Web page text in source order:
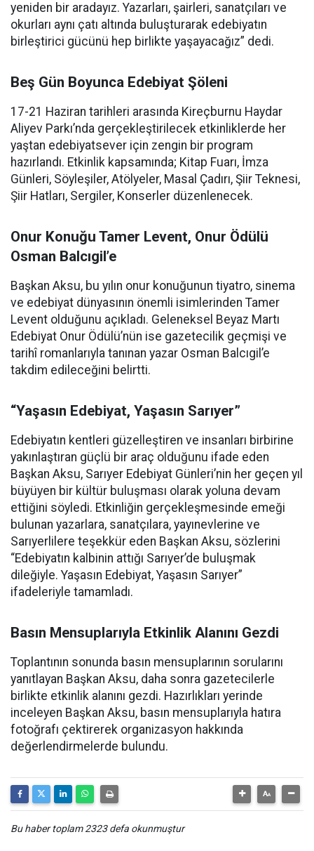
yeniden bir aradayız. Yazarları, şairleri, sanatçıları ve
okurları aynı çatı altında buluşturarak edebiyatın
birleştirici gücünü hep birlikte yaşayacağız” dedi.
Beş Gün Boyunca Edebiyat Şöleni
17-21 Haziran tarihleri arasında Kireçburnu Haydar
Aliyev Parkı’nda gerçekleştirilecek etkinliklerde her
yaştan edebiyatsever için zengin bir program
hazırlandı. Etkinlik kapsamında; Kitap Fuarı, İmza
Günleri, Söyleşiler, Atölyeler, Masal Çadırı, Şiir Teknesi,
Şiir Hatları, Sergiler, Konserler düzenlenecek.
Onur Konuğu Tamer Levent, Onur Ödülü
Osman Balcıgil’e
Başkan Aksu, bu yılın onur konuğunun tiyatro, sinema
ve edebiyat dünyasının önemli isimlerinden Tamer
Levent olduğunu açıkladı. Geleneksel Beyaz Martı
Edebiyat Onur Ödülü’nün ise gazetecilik geçmişi ve
tarihî romanlarıyla tanınan yazar Osman Balcıgil’e
takdim edileceğini belirtti.
“Yaşasın Edebiyat, Yaşasın Sarıyer”
Edebiyatın kentleri güzelleştiren ve insanları birbirine
yakınlaştıran güçlü bir araç olduğunu ifade eden
Başkan Aksu, Sarıyer Edebiyat Günleri’nin her geçen yıl
büyüyen bir kültür buluşması olarak yoluna devam
ettiğini söyledi. Etkinliğin gerçekleşmesinde emeği
bulunan yazarlara, sanatçılara, yayınevlerine ve
Sarıyerlilere teşekkür eden Başkan Aksu, sözlerini
“Edebiyatın kalbinin attığı Sarıyer’de buluşmak
dileğiyle. Yaşasın Edebiyat, Yaşasın Sarıyer”
ifadeleriyle tamamladı.
Basın Mensuplarıyla Etkinlik Alanını Gezdi
Toplantının sonunda basın mensuplarının sorularını
yanıtlayan Başkan Aksu, daha sonra gazetecilerle
birlikte etkinlik alanını gezdi. Hazırlıkları yerinde
inceleyen Başkan Aksu, basın mensuplarıyla hatıra
fotoğrafı çektirerek organizasyon hakkında
değerlendirmelerde bulundu.
Bu haber toplam 2323 defa okunmuştur